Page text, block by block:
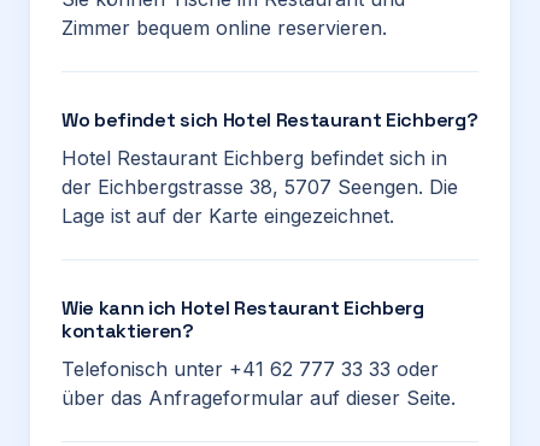
Zimmer bequem online reservieren.
Wo befindet sich Hotel Restaurant Eichberg?
Hotel Restaurant Eichberg befindet sich in
der Eichbergstrasse 38, 5707 Seengen. Die
Lage ist auf der Karte eingezeichnet.
Wie kann ich Hotel Restaurant Eichberg
kontaktieren?
Telefonisch unter +41 62 777 33 33 oder
über das Anfrageformular auf dieser Seite.